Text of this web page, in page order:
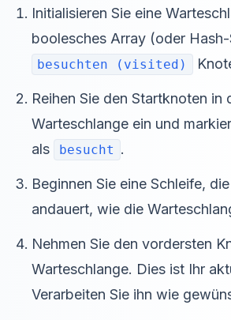
Initialisieren Sie eine
boolesches Array (oder
besuchten (visited)
Reihen Sie den Startknoten in
Warteschlange ein und
als
besucht .
Beginnen Sie eine Schleife,
andauert, wie die
Nehmen Sie den vordersten
Warteschlange. Dies ist Ihr
Verarbeiten Sie ihn wie